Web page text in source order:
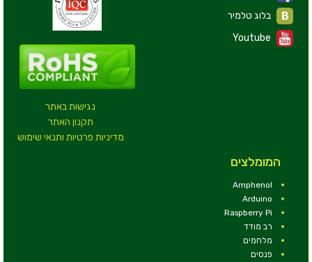
נגישות באתר
תקנון האתר
מדיניות פרטיות ותנאי שימוש
Youtube
המומלצים
Amphenol
Arduino
Raspberry Pi
רב מודד
מלחמים
פנסים